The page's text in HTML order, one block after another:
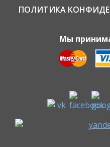
ПОЛИТИКА
Мы